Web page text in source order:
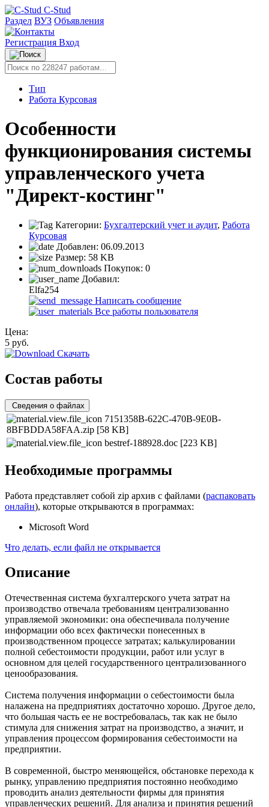
C-Stud
Раздел ВУЗ Объявления
Регистрация Вход
Тип
Работа Курсовая
Особенности
функционирования системы
управленческого учета
"Директ-костинг"
Категории: Бухгалтерский учет и аудит, Работа
Курсовая
Добавлен: 06.09.2013
Размер: 58 KB
Покупок: 0
Добавил:
Elfa254
Написать сообщение
Все работы пользователя
Цена:
5 руб.
Скачать
Состав работы
Сведения о файлах
7151358B-622C-470B-9E0B-
8BFBDDA58FAA.zip [58 KB]
bestref-188928.doc [223 KB]
Необходимые программы
Работа представляет собой zip архив с файлами (распаковать
онлайн), которые открываются в программах:
Microsoft Word
Что делать, если файл не открывается
Описание
Отечественная система бухгалтерского учета затрат на
производство отвечала требованиям централизованно
управляемой экономики: она обеспечивала получение
информации обо всех фактически понесенных в
производственном процессе затратах; калькулировании
полной себестоимости продукции, работ или услуг в
основном для целей государственного централизованного
ценообразования.
Система получения информации о себестоимости была
налажена на предприятиях достаточно хорошо. Другое дело,
что большая часть ее не востребовалась, так как не было
стимула для снижения затрат на производство, а значит, и
управления процессом формирования себестоимости на
предприятии.
В современной, быстро меняющейся, обстановке перехода к
рынку, управлению предприятия постоянно необходимо
проводить анализ деятельности фирмы для принятия
управленческих решений. Для анализа и принятия решений